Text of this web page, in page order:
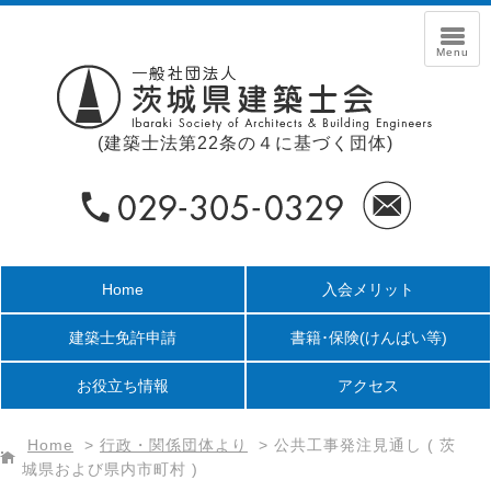
(建築士法第22条の４に基づく団体)
Home 入会メリット
建築士免許申請 書籍･保険(けんばい等)
お役立ち情報 アクセス
Home > 行政・関係団体より > 公共工事発注見通し ( 茨
城県および県内市町村 )